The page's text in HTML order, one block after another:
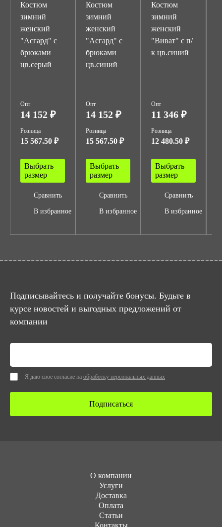
Костюм
зимний
женский
"Асгард" с
брюками
цв.серый
Опт
14 152 ₽
Розница
15 567.50 ₽
Выбрать
размер
Сравнить
В избранное
Костюм
зимний
женский
"Асгард" с
брюками
цв.синий
Опт
14 152 ₽
Розница
15 567.50 ₽
Выбрать
размер
Сравнить
В избранное
Костюм
зимний
женский
"Виват" с п/
к цв.синий
Опт
11 346 ₽
Розница
12 480.50 ₽
Выбрать
размер
Сравнить
В избранное
Подписывайтесь и получайте бонусы. Будьте в
курсе новостей и выгодных предложений от
компании
Я даю свое согласие на обработку персональных данных
Подписаться
О компании
Услуги
Доставка
Оплата
Статьи
Контакты